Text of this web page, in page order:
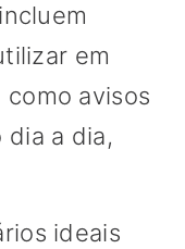
em
avisos
dia a dia,
ideais